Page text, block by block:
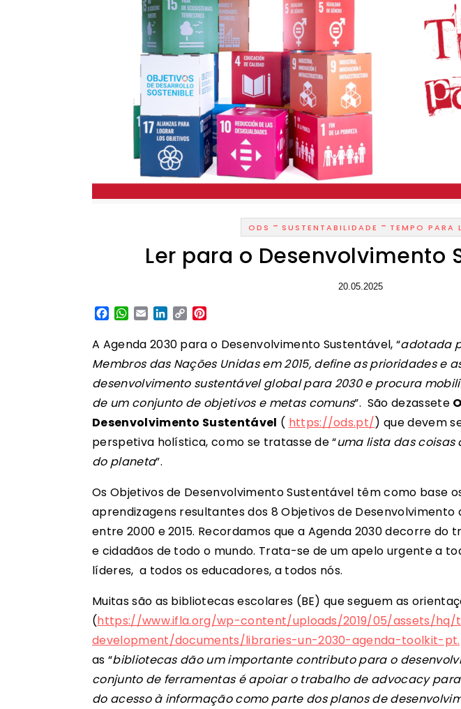
ODS - SUSTENTABILIDADE - TEMPO PARA
Ler para o Desenvolvimento
20.05.2025
Facebook
WhatsApp
EmailLinkedIn
Copy
A Agenda 2030 para o Desenvolvimento Sustentável, “adotada
Membros das Nações Unidas em 2015, define as prioridades e
desenvolvimento sustentável global para 2030 e procura
de um conjunto de objetivos e metas comuns”. São dezassete
Desenvolvimento Sustentável ( https://ods.pt/) que devem
perspetiva holística, como se tratasse de “uma lista das coisas
do planeta”.
Os Objetivos de Desenvolvimento Sustentável têm como base
aprendizagens resultantes dos 8 Objetivos de Desenvolvimento
entre 2000 e 2015. Recordamos que a Agenda 2030 decorre do
e cidadãos de todo o mundo. Trata-se de um apelo urgente a
líderes, a todos os educadores, a todos nós.
Muitas são as bibliotecas escolares (BE) que seguem as
(https://www.ifla.org/wp-content/uploads/2019/05/assets/hq/
development/documents/libraries-un-2030-agenda-toolkit-
as “bibliotecas dão um importante contributo para o
conjunto de ferramentas é apoiar o trabalho de advocacy
do acesso à informação como parte dos planos de